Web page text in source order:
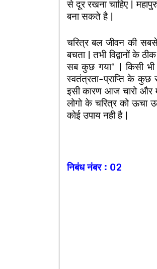
से दूर रखना चाहिए |
बना सकते है |
चरित्र बल जीवन की
बचता | तभी विद्वानों के
सब कुछ गया’ | किसी भी
स्वतंत्रता-प्राप्ति के कुछ
इसी कारण आज चारो और
लोगो के चरित्र को ऊचा
कोई उपाय नही है |
निबंध नंबर : 02